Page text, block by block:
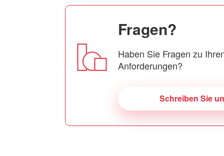
Fragen?
Haben Sie Fragen zu
Anforderungen?
Schreiben Sie